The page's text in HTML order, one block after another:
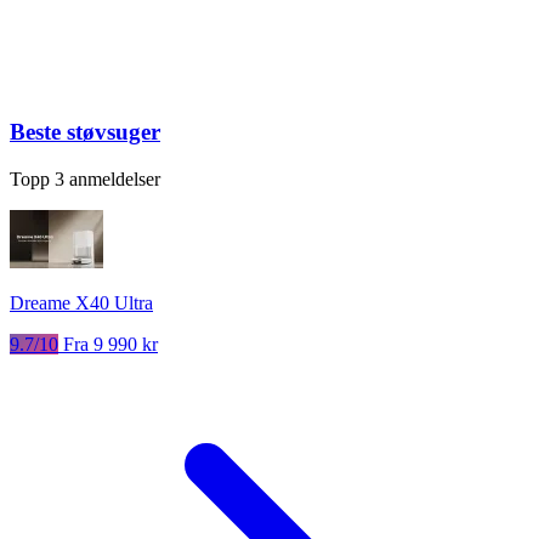
Beste støvsuger
Topp 3 anmeldelser
Dreame X40 Ultra
9.7/10 Fra 9 990 kr